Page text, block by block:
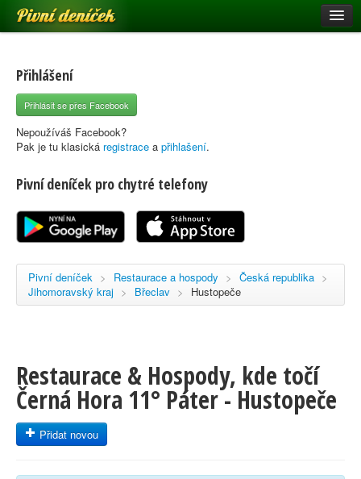
Pivní deníček
Pivní mapa
Pivní značky
Nápověda
Registrace
Přihlášení
Přihlásit se přes Facebook
Nepoužíváš Facebook?
Pak je tu klasická registrace a přihlašení.
Pivní deníček pro chytré telefony
Pivní deníček > Restaurace a hospody > Česká republika >
Jihomoravský kraj > Břeclav > Hustopeče
Restaurace & Hospody, kde točí
Černá Hora 11° Páter - Hustopeče
Přidat novou